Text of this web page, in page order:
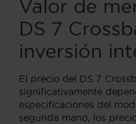
Valor de
DS 7
inversión
El precio del DS 7
significativamente
especificaciones del
segunda mano, los